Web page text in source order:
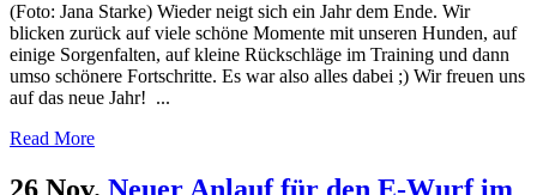
(Foto: Jana Starke) Wieder neigt sich ein Jahr dem Ende. Wir
blicken zurück auf viele schöne Momente mit unseren Hunden, auf
einige Sorgenfalten, auf kleine Rückschläge im Training und dann
umso schönere Fortschritte. Es war also alles dabei ;) Wir freuen uns
auf das neue Jahr! ...
Read More